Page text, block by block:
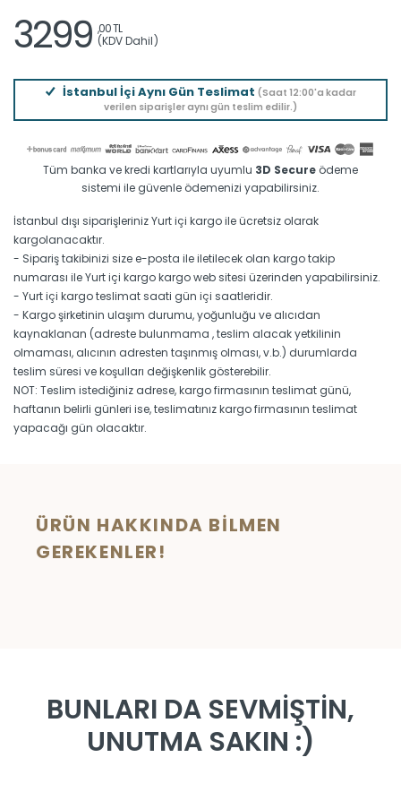
3299 ,00 TL
(KDV Dahil)
İstanbul İçi Aynı Gün Teslimat (Saat 12:00'a kadar
verilen siparişler aynı gün teslim edilir.)
Tüm banka ve kredi kartlarıyla uyumlu 3D Secure ödeme
sistemi ile güvenle ödemenizi yapabilirsiniz.
İstanbul dışı siparişleriniz Yurt içi kargo ile ücretsiz olarak
kargolanacaktır.
- Sipariş takibinizi size e-posta ile iletilecek olan kargo takip
numarası ile Yurt içi kargo kargo web sitesi üzerinden yapabilirsiniz.
- Yurt içi kargo teslimat saati gün içi saatleridir.
- Kargo şirketinin ulaşım durumu, yoğunluğu ve alıcıdan
kaynaklanan (adreste bulunmama , teslim alacak yetkilinin
olmaması, alıcının adresten taşınmış olması, v.b.) durumlarda
teslim süresi ve koşulları değişkenlik gösterebilir.
NOT: Teslim istediğiniz adrese, kargo firmasının teslimat günü,
haftanın belirli günleri ise, teslimatınız kargo firmasının teslimat
yapacağı gün olacaktır.
ÜRÜN HAKKINDA BILMEN
GEREKENLER!
BUNLARI DA SEVMİŞTİN,
UNUTMA SAKIN :)